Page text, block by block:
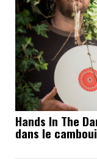
Hands In The
dans le